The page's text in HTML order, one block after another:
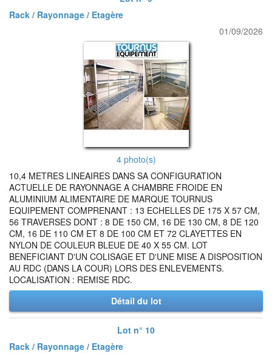
Rack / Rayonnage / Etagère
01/09/2026
4 photo(s)
10,4 METRES LINEAIRES DANS SA CONFIGURATION
ACTUELLE DE RAYONNAGE A CHAMBRE FROIDE EN
ALUMINIUM ALIMENTAIRE DE MARQUE TOURNUS
EQUIPEMENT COMPRENANT : 13 ECHELLES DE 175 X 57 CM,
56 TRAVERSES DONT : 8 DE 150 CM, 16 DE 130 CM, 8 DE 120
CM, 16 DE 110 CM ET 8 DE 100 CM ET 72 CLAYETTES EN
NYLON DE COULEUR BLEUE DE 40 X 55 CM. LOT
BENEFICIANT D'UN COLISAGE ET D'UNE MISE A DISPOSITION
AU RDC (DANS LA COUR) LORS DES ENLEVEMENTS.
LOCALISATION : REMISE RDC.
Détail du lot
Lot n° 10
Rack / Rayonnage / Etagère